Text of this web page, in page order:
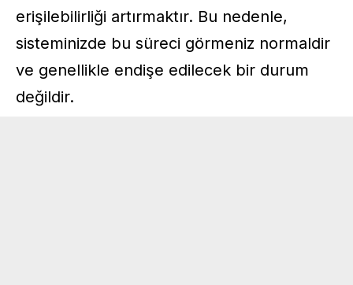
erişilebilirliği artırmaktır. Bu nedenle,
sisteminizde bu süreci görmeniz normaldir
ve genellikle endişe edilecek bir durum
değildir.